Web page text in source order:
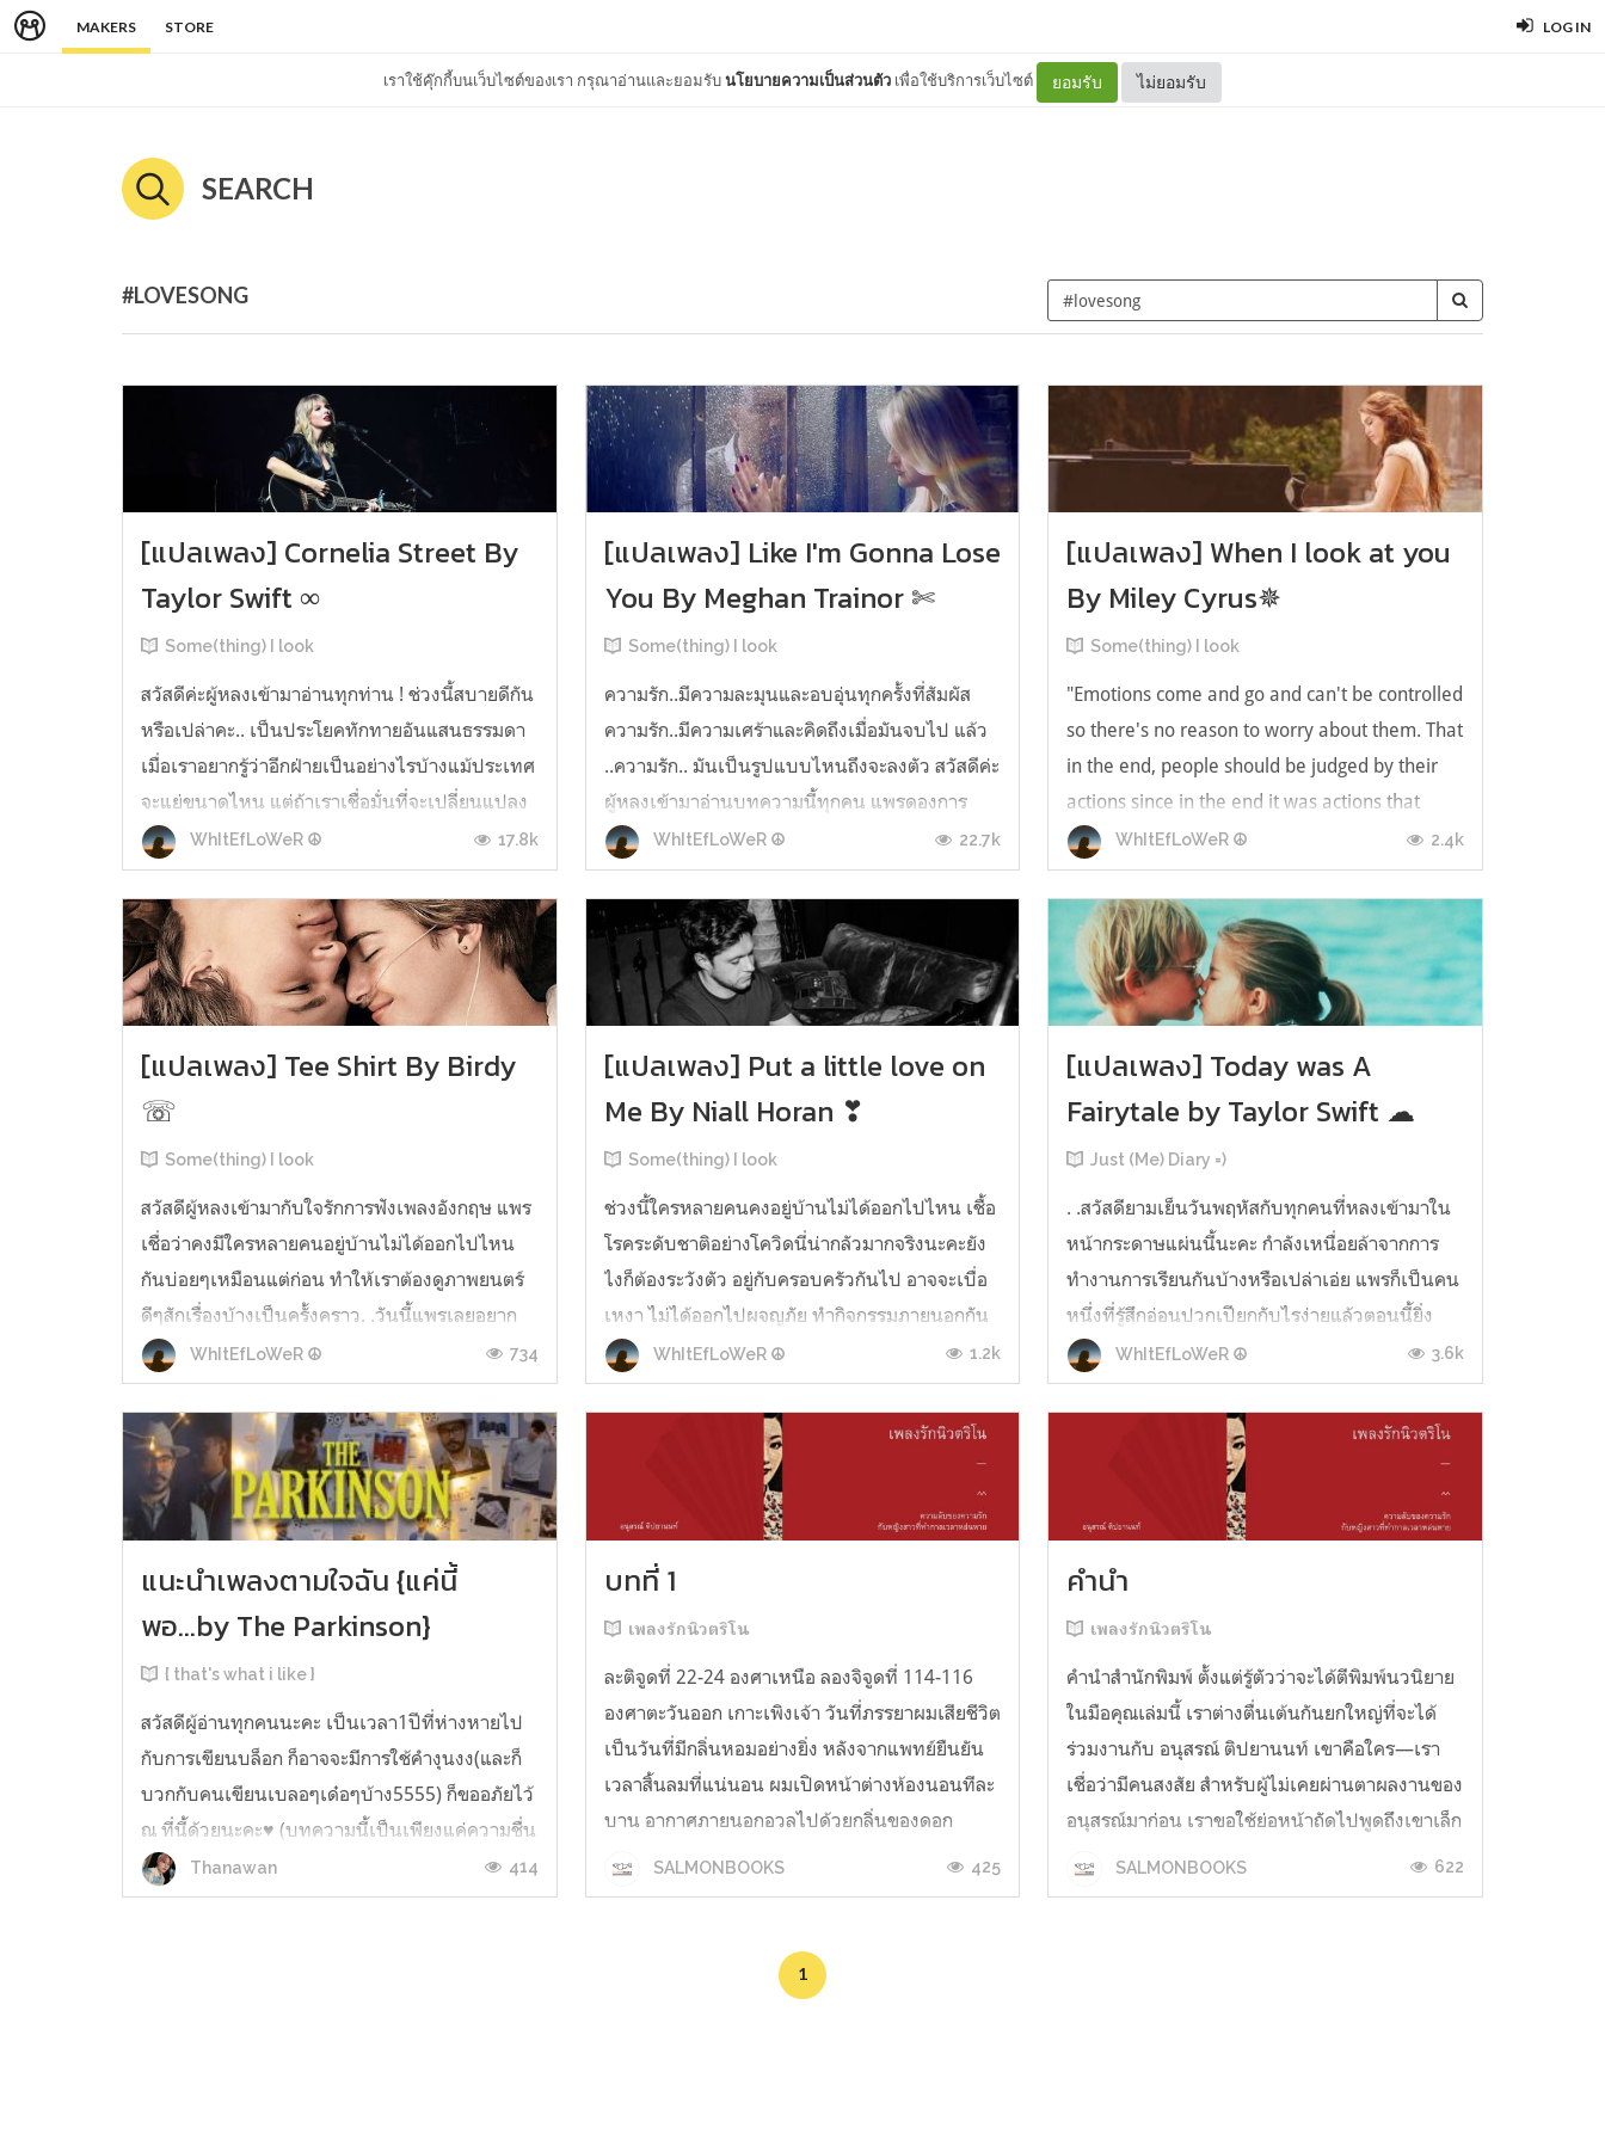
MAKERS STORE LOG IN
เราใช้คุ๊กกี้บนเว็บไซต์ของเรา กรุณาอ่านและยอมรับนโยบายความเป็นส่วนตัว เพื่อใช้บริการเว็บไซต์ ยอมรับ ไม่ยอมรับ
SEARCH
#LOVESONG
[แปลเพลง] Cornelia Street By
Taylor Swift ∞
Some(thing) I look
สวัสดีค่ะผู้หลงเข้ามาอ่านทุกท่าน ! ช่วงนี้สบายดีกัน
หรือเปล่าคะ.. เป็นประโยคทักทายอันแสนธรรมดา
เมื่อเราอยากรู้ว่าอีกฝ่ายเป็นอย่างไรบ้างแม้ประเทศ
จะแย่ขนาดไหน แต่ถ้าเราเชื่อมั่นที่จะเปลี่ยนแปลง
อะไรก็คงดีขึ้นมาอย่าเพิกเฉยปัญหาทางการเมือง
และใส่ใจสุขภาพกันด้วยนะคะ :) วันนี้แพรก็ได้กลับ
มาปัดฝุ่นเคาะสนิมสกิ...
WhItEfLoWeR ☮ 17.8k
[แปลเพลง] Like I'm Gonna Lose
You By Meghan Trainor ✄
Some(thing) I look
ความรัก..มีความละมุนและอบอุ่นทุกครั้งที่สัมผัส
ความรัก..มีความเศร้าและคิดถึงเมื่อมันจบไป แล้ว
..ความรัก.. มันเป็นรูปแบบไหนถึงจะลงตัว สวัสดีค่ะ
ผู้หลงเข้ามาอ่านบทความนี้ทุกคน แพรดองการ
แปลเพลงนี้มาได้สักพัก พึ่งมีโอกาสได้มาแปล
ระหว่างที่โควิดระบาดมากขึ้นและหนักทุกขณะ ทุก
คนทำอะไรกันบ้าง เจองานที่ชอบ เจออ...
WhItEfLoWeR ☮ 22.7k
[แปลเพลง] When I look at you
By Miley Cyrus✵
Some(thing) I look
"Emotions come and go and can't be controlled
so there's no reason to worry about them. That
in the end, people should be judged by their
actions since in the end it was actions that
defined everyone." ― Nicholas Sparks, The
Last Song "อารมณ์ความรู้สึกมันแค่มาและไป มัน
ไม่สามารถควบคุมกันได้ ดังนั้นไม...
WhItEfLoWeR ☮ 2.4k
[แปลเพลง] Tee Shirt By Birdy
☏
Some(thing) I look
สวัสดีผู้หลงเข้ามากับใจรักการฟังเพลงอังกฤษ แพร
เชื่อว่าคงมีใครหลายคนอยู่บ้านไม่ได้ออกไปไหน
กันบ่อยๆเหมือนแต่ก่อน ทำให้เราต้องดูภาพยนตร์
ดีๆสักเรื่องบ้างเป็นครั้งคราว. .วันนี้แพรเลยอยาก
มานำเสนองานแปลเคาะสนิมเกลากันอีกครา ;)ซึ่ง
คราวนี้นำมาจากภาพยนตร์โปรดของแพรเองค่ะ
เวลาดูเรื่องความรักสักเรื่อง ทุกคนคาดห...
WhItEfLoWeR ☮ 734
[แปลเพลง] Put a little love on
Me By Niall Horan ❣
Some(thing) I look
ช่วงนี้ใครหลายคนคงอยู่บ้านไม่ได้ออกไปไหน เชื้อ
โรคระดับชาติอย่างโควิดนี่น่ากลัวมากจริงนะคะยัง
ไงก็ต้องระวังตัว อยู่กับครอบครัวกันไป อาจจะเบื่อ
เหงา ไม่ได้ออกไปผจญภัย ทำกิจกรรมภายนอกกัน
อย่างน้อยๆเราอาจจะมี 'ใครสักคน' กำลังคิดถึงและ
ส่งข้อความความรู้สึกดีดีมาให้เราได้รับรู้ก็ได้แพร
สามารถบอกได้เลยว่าความร...
WhItEfLoWeR ☮ 1.2k
[แปลเพลง] Today was A
Fairytale by Taylor Swift ☁
Just (Me) Diary =)
. .สวัสดียามเย็นวันพฤหัสกับทุกคนที่หลงเข้ามาใน
หน้ากระดาษแผ่นนี้นะคะ กำลังเหนื่อยล้าจากการ
ทำงานการเรียนกันบ้างหรือเปล่าเอ่ย แพรก็เป็นคน
หนึ่งที่รู้สึกอ่อนปวกเปียกกับไรง่ายแล้วตอนนี้ยิ่ง
สภาพอากาศจะทำเราติดเชื้อไข้หวัดโคโรน่าป่าว
ไม่รู้ lol ไงก็เวลาออกนอกบ้านสวมผ้าปิดปากเสมอ
นะคะ :) . .เมื่อกำลังพูดถึงเวล...
WhItEfLoWeR ☮ 3.6k
แนะนำเพลงตามใจฉัน {แค่นี้
พอ...by The Parkinson}
{ that's what i like }
สวัสดีผู้อ่านทุกคนนะคะ เป็นเวลา1ปีที่ห่างหายไป
กับการเขียนบล็อก ก็อาจจะมีการใช้คำงุนงง(และก็
บวกกับคนเขียนเบลอๆเด๋อๆบ้าง5555) ก็ขออภัยไว้
ณ ที่นี้ด้วยนะคะ♥ (บทความนี้เป็นเพียงแค่ความชื่น
ชอบส่วนตัวของเราที่อยากจะแชร์เพลงที่เราชอบใน
มุมมองของเรานะอาจจะไม่ถูกใจใคร เราก็ขออภัยไว้
Thanawan 414
บทที่ 1
เพลงรักนิวตริโน
ละติจูดที่ 22-24 องศาเหนือ ลองจิจูดที่ 114-116
องศาตะวันออก เกาะเพิงเจ้า วันที่ภรรยาผมเสียชีวิต
เป็นวันที่มีกลิ่นหอมอย่างยิ่ง หลังจากแพทย์ยืนยัน
เวลาสิ้นลมที่แน่นอน ผมเปิดหน้าต่างห้องนอนทีละ
บาน อากาศภายนอกอวลไปด้วยกลิ่นของดอก
พลับพลึงยามค่ำ กิ่งของหลิวต้นใหญ่ในสวนโบย
โบกเป็นเงาสลัวอย่างแช่มช้า ถนนและ...
SALMONBOOKS 425
คำนำ
เพลงรักนิวตริโน
คำนำสำนักพิมพ์ ตั้งแต่รู้ตัวว่าจะได้ตีพิมพ์นวนิยาย
ในมือคุณเล่มนี้ เราต่างตื่นเต้นกันยกใหญ่ที่จะได้
ร่วมงานกับ อนุสรณ์ ติปยานนท์ เขาคือใคร—เรา
เชื่อว่ามีคนสงสัย สำหรับผู้ไม่เคยผ่านตาผลงานของ
อนุสรณ์มาก่อน เราขอใช้ย่อหน้าถัดไปพูดถึงเขาเล็ก
น้อย อนุสรณ์เป็นนักเขียนที่ผลิตผลงานอย่างต่อ
เนื่อง เขาเขียนทั้งเ...
SALMONBOOKS 622
1